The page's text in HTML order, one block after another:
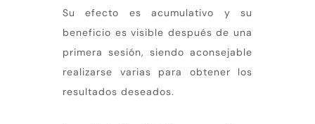
Su efecto es acumulativo y su
beneficio es visible después de una
primera sesión, siendo aconsejable
realizarse varias para obtener los
resultados deseados.